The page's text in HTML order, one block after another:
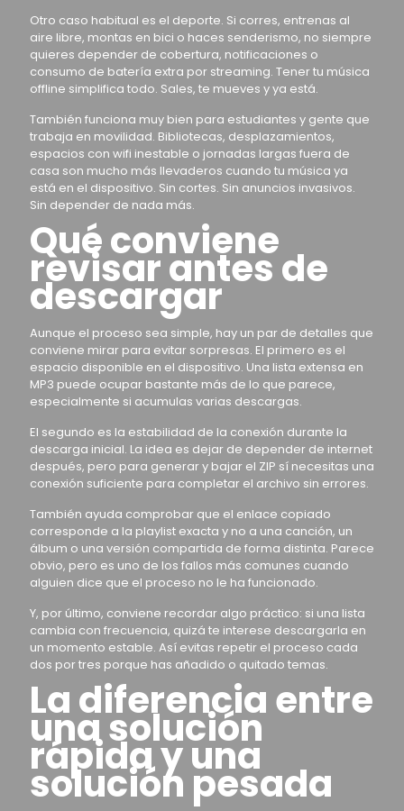
Otro caso habitual es el deporte. Si corres, entrenas al
aire libre, montas en bici o haces senderismo, no siempre
quieres depender de cobertura, notificaciones o
consumo de batería extra por streaming. Tener tu música
offline simplifica todo. Sales, te mueves y ya está.
También funciona muy bien para estudiantes y gente que
trabaja en movilidad. Bibliotecas, desplazamientos,
espacios con wifi inestable o jornadas largas fuera de
casa son mucho más llevaderos cuando tu música ya
está en el dispositivo. Sin cortes. Sin anuncios invasivos.
Sin depender de nada más.
Qué conviene
revisar antes de
descargar
Aunque el proceso sea simple, hay un par de detalles que
conviene mirar para evitar sorpresas. El primero es el
espacio disponible en el dispositivo. Una lista extensa en
MP3 puede ocupar bastante más de lo que parece,
especialmente si acumulas varias descargas.
El segundo es la estabilidad de la conexión durante la
descarga inicial. La idea es dejar de depender de internet
después, pero para generar y bajar el ZIP sí necesitas una
conexión suficiente para completar el archivo sin errores.
También ayuda comprobar que el enlace copiado
corresponde a la playlist exacta y no a una canción, un
álbum o una versión compartida de forma distinta. Parece
obvio, pero es uno de los fallos más comunes cuando
alguien dice que el proceso no le ha funcionado.
Y, por último, conviene recordar algo práctico: si una lista
cambia con frecuencia, quizá te interese descargarla en
un momento estable. Así evitas repetir el proceso cada
dos por tres porque has añadido o quitado temas.
La diferencia entre
una solución
rápida y una
solución pesada